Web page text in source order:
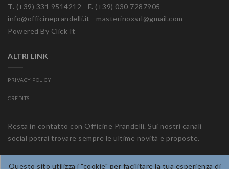
T. (+39) 331 9514212 - F. (+39) 030 7287905
info@officineprandelli.it - masterinoxsrl@gmail.com
Powered By Click It
ALTRI LINK
PRIVACY POLICY
CREDITS
Resta in contatto con Officine Prandelli. Sui nostri canali
social potrai trovare sempre le ultime novità e proposte.
Questo sito utilizza i "cookie" per facilitare la tua esperienza di